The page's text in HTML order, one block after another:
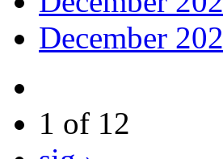
December
1 of 12